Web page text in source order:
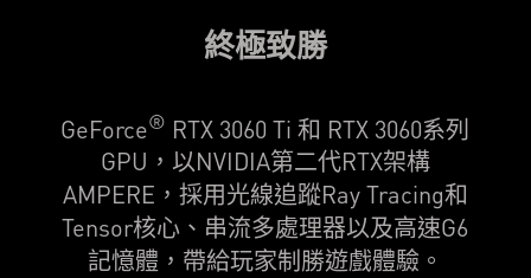
終極致勝
GeForce® RTX 3060 Ti 和 RTX 3060系列
GPU，以NVIDIA第二代RTX架構
AMPERE，採用光線追蹤Ray Tracing和
Tensor核心、串流多處理器以及高速G6
記憶體，帶給玩家制勝遊戲體驗。